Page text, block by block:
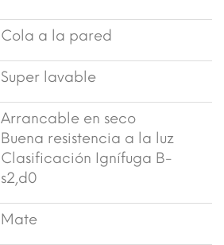
Cola a la pared
Super lavable
Arrancable en seco
Buena resistencia a la luz
Clasificación Ignífuga B-
s2,d0
Mate